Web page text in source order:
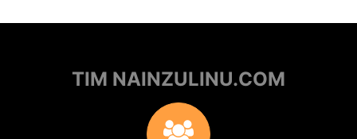
TIM NAINZULINU.COM